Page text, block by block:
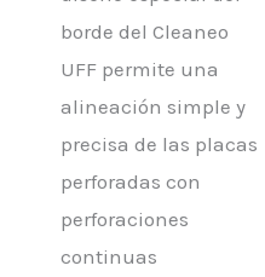
borde del Cleaneo
UFF permite una
alineación simple y
precisa de las placas
perforadas con
perforaciones
continuas